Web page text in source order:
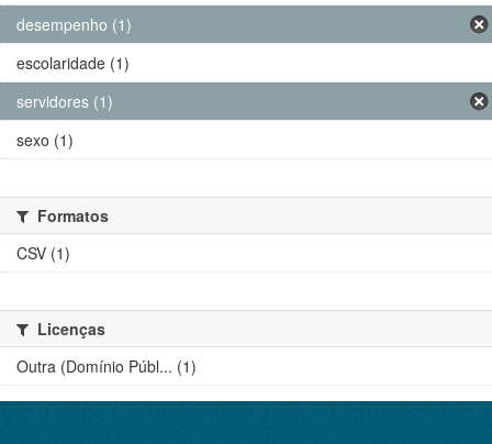
desempenho (1)
escolaridade (1)
servidores (1)
sexo (1)
Formatos
CSV (1)
Licenças
Outra (Domínio Públ... (1)